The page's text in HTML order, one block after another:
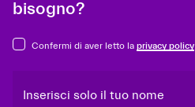
bisogno?
Confermi di aver letto la privacy policy
Inserisci solo il tuo nome